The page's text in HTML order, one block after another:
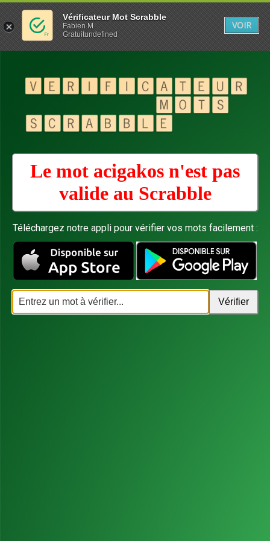
Le mot acigakos n'est pas
valide au Scrabble
Téléchargez notre appli pour vérifier vos mots facilement :
Vérificateur Mot Scrabble
Fabien M
Gratuitundefined
VOIR